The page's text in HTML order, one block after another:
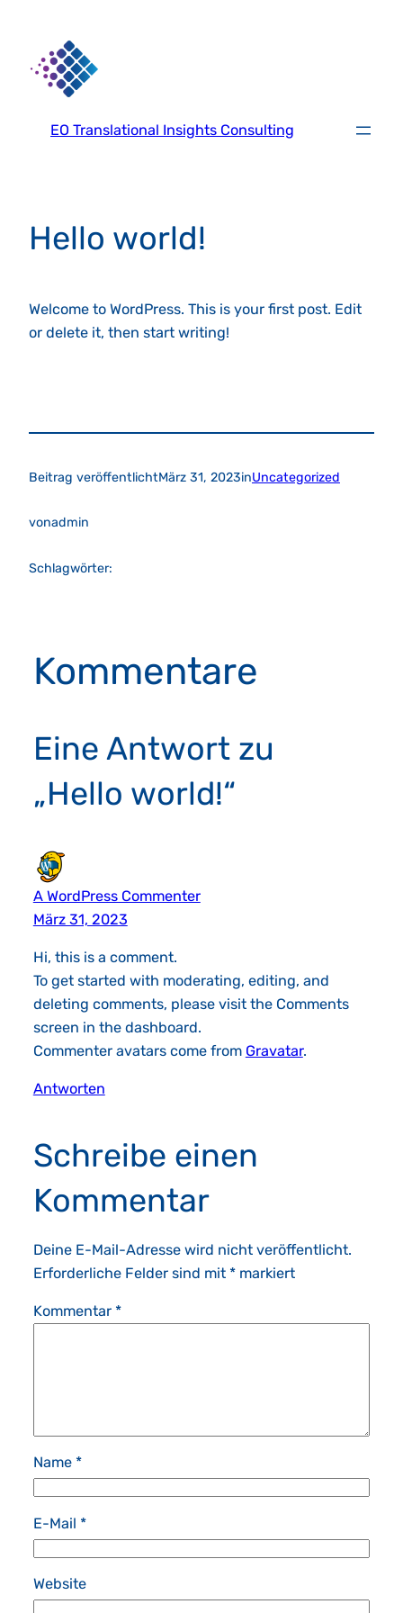
springen
EO Translational Insights Consulting
Hello world!
Welcome to WordPress. This is your first post. Edit
or delete it, then start writing!
Beitrag veröffentlichtMärz 31, 2023inUncategorized
vonadmin
Schlagwörter:
Kommentare
Eine Antwort zu
„Hello world!“
A WordPress Commenter
März 31, 2023
Hi, this is a comment.
To get started with moderating, editing, and
deleting comments, please visit the Comments
screen in the dashboard.
Commenter avatars come from Gravatar.
Antworten
Schreibe einen
Kommentar
Deine E-Mail-Adresse wird nicht veröffentlicht.
Erforderliche Felder sind mit *markiert
Kommentar *
Name *
E-Mail *
Website